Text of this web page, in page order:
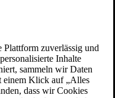
zuverlässig und
Inhalte
sammeln wir Daten
einem Klick auf „Alles
dass wir Cookies